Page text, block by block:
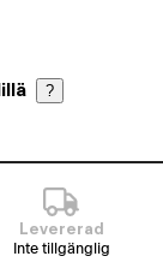
?
Levererad
Inte tillgänglig